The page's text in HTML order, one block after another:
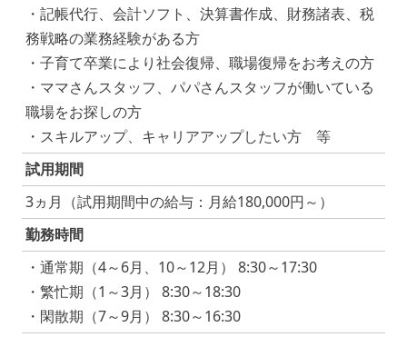
・記帳代行、会計ソフト、決算書作成、財務諸表、税
務戦略の業務経験がある方
・子育て卒業により社会復帰、職場復帰をお考えの方
・ママさんスタッフ、パパさんスタッフが働いている
職場をお探しの方
・スキルアップ、キャリアアップしたい方 等
試用期間
3ヵ月（試用期間中の給与：月給180,000円～）
勤務時間
・通常期（4～6月、10～12月） 8:30～17:30
・繁忙期（1～3月） 8:30～18:30
・閑散期（7～9月） 8:30～16:30